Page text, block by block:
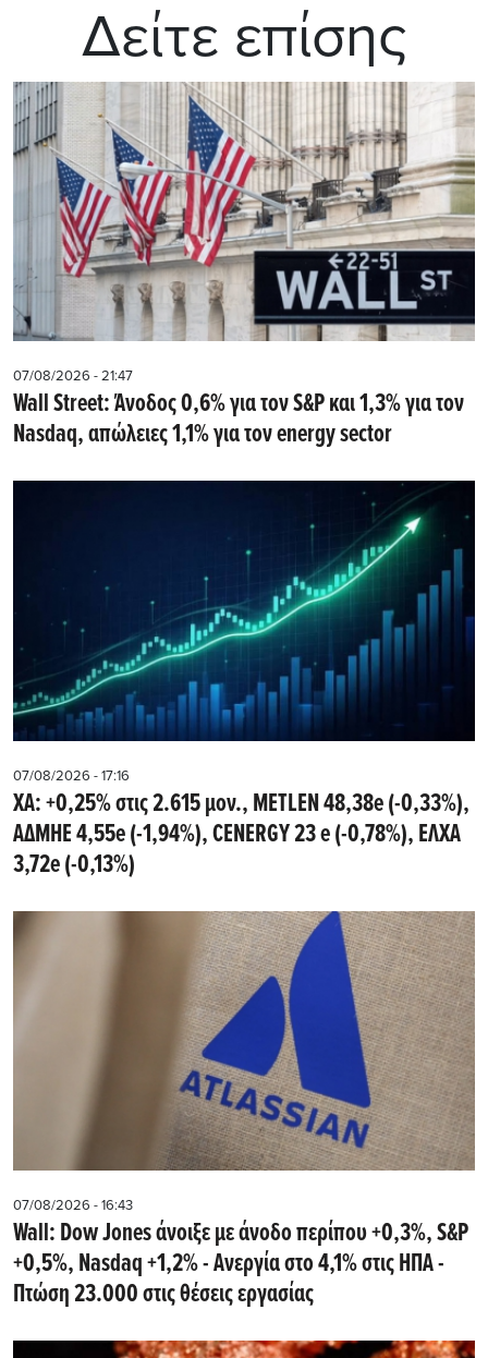
Δείτε επίσης
07/08/2026 - 21:47
Wall Street: Άνοδος 0,6% για τον S&P και 1,3% για τον
Nasdaq, απώλειες 1,1% για τον energy sector
07/08/2026 - 17:16
ΧΑ: +0,25% στις 2.615 μον., METLEN 48,38e (-0,33%),
ΑΔΜΗΕ 4,55e (-1,94%), CENERGY 23 e (-0,78%), ΕΛΧΑ
3,72e (-0,13%)
07/08/2026 - 16:43
Wall: Dow Jones άνοιξε με άνοδο περίπου +0,3%, S&P
+0,5%, Nasdaq +1,2% - Ανεργία στο 4,1% στις ΗΠΑ -
Πτώση 23.000 στις θέσεις εργασίας